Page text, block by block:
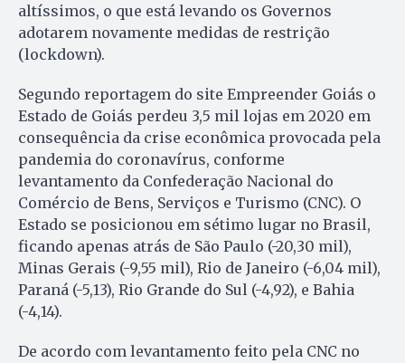
altíssimos, o que está levando os Governos
adotarem novamente medidas de restrição
(lockdown).
Segundo reportagem do site Empreender Goiás o
Estado de Goiás perdeu 3,5 mil lojas em 2020 em
consequência da crise econômica provocada pela
pandemia do coronavírus, conforme
levantamento da Confederação Nacional do
Comércio de Bens, Serviços e Turismo (CNC). O
Estado se posicionou em sétimo lugar no Brasil,
ficando apenas atrás de São Paulo (-20,30 mil),
Minas Gerais (-9,55 mil), Rio de Janeiro (-6,04 mil),
Paraná (-5,13), Rio Grande do Sul (-4,92), e Bahia
(-4,14).
De acordo com levantamento feito pela CNC no